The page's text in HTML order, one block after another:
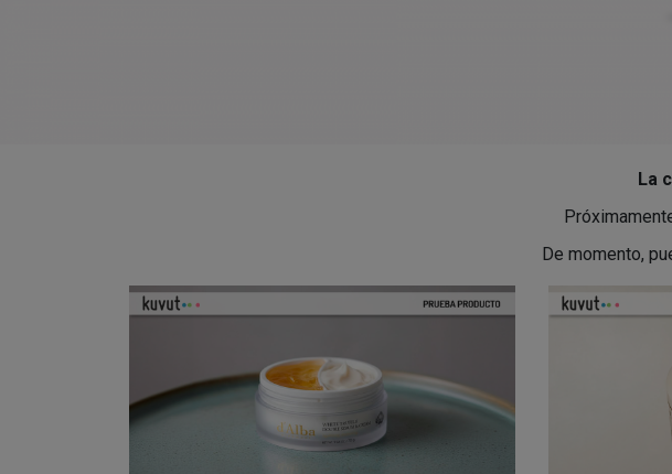
La
De momento,